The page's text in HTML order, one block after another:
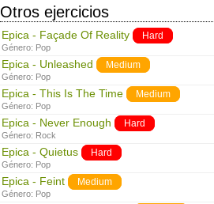
Otros ejercicios
Epica - Façade Of Reality Hard
Género: Pop
Epica - Unleashed Medium
Género: Pop
Epica - This Is The Time Medium
Género: Pop
Epica - Never Enough Hard
Género: Rock
Epica - Quietus Hard
Género: Pop
Epica - Feint Medium
Género: Pop